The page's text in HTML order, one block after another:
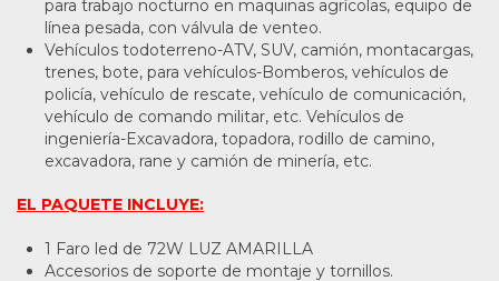
para trabajo nocturno en maquinas agrícolas, equipo de
línea pesada, con válvula de venteo.
Vehículos todoterreno-ATV, SUV, camión, montacargas,
trenes, bote, para vehículos-Bomberos, vehículos de
policía, vehículo de rescate, vehículo de comunicación,
vehículo de comando militar, etc. Vehículos de
ingeniería-Excavadora, topadora, rodillo de camino,
excavadora, rane y camión de minería, etc.
EL PAQUETE INCLUYE:
1 Faro led de 72W LUZ AMARILLA
Accesorios de soporte de montaje y tornillos.